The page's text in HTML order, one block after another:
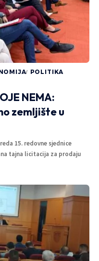
POLITIKA
NEMA:
zemljište u
15. redovne sjednice
tajna licitacija za prodaju